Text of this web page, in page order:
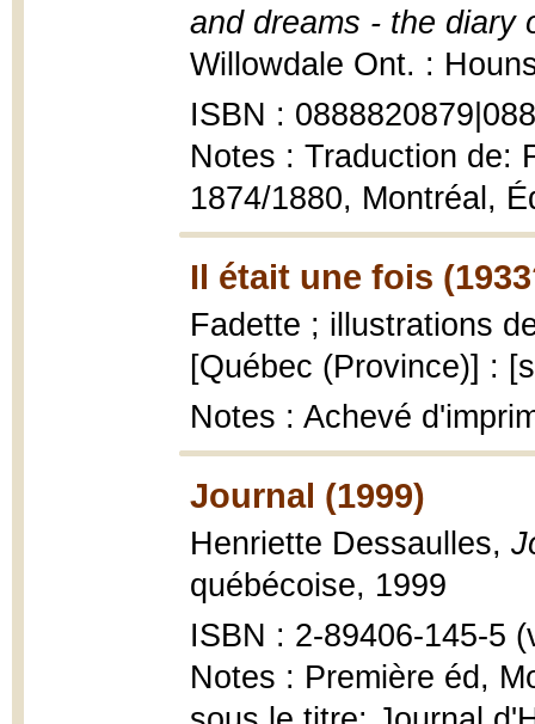
and dreams - the diary
Willowdale Ont. :
ISBN :
Notes : Traduction de:
1874/1880, Montréal,
Il était une fois
Fadette ; illustrations
[Québec (Province)] :
Notes : Achevé
Journal (1999)
Henriette Dessaulles,
québécoise, 1999
ISBN : 2-89406-145-5
Notes : Première éd,